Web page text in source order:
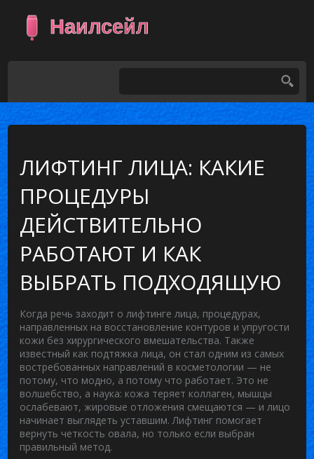
ЛИФТИНГ ЛИЦА: КАКИЕ
ПРОЦЕДУРЫ
ДЕЙСТВИТЕЛЬНО
РАБОТАЮТ И КАК
ВЫБРАТЬ ПОДХОДЯЩУЮ
Когда речь заходит о лифтинге лица, процедурах,
направленных на восстановление контуров и упругости
кожи без хирургического вмешательства. Также
известный как подтяжка лица, он стал одним из самых
востребованных направлений в косметологии — не
потому, что модно, а потому что работает. Это не
волшебство, а наука: кожа теряет коллаген, мышцы
ослабевают, жировые отложения смещаются — и лицо
начинает выглядеть уставшим. Лифтинг помогает
вернуть четкость овала, но только если выбран
правильный метод.